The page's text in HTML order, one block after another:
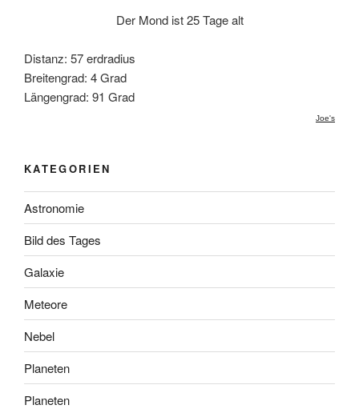
Der Mond ist 25 Tage alt
Distanz: 57 erdradius
Breitengrad: 4 Grad
Längengrad: 91 Grad
Joe's
KATEGORIEN
Astronomie
Bild des Tages
Galaxie
Meteore
Nebel
Planeten
Planeten